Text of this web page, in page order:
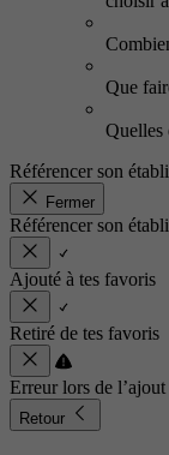
Que
Quelles
Référencer son
Fermer
Référencer son
Ajouté à tes favoris
Retiré de tes favoris
Erreur lors de
Retour